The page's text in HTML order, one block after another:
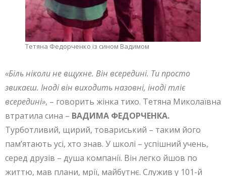
Тетяна Федорченко із сином Вадимом
«Біль ніколи не вщухне. Він всередині. Ти просто
звикаєш. Іноді він виходить назовні, іноді тліє
всередині», – говорить жінка тихо. Тетяна Миколаївна
втратила сина – ВАДИМА ФЕДОРЧЕНКА.
Турботливий, щирий, товариський – таким його
пам’ятають усі, хто знав. У школі – успішний учень,
серед друзів – душа компанії. Він легко йшов по
життю, мав плани, мрії, майбутнє. Служив у 101-й